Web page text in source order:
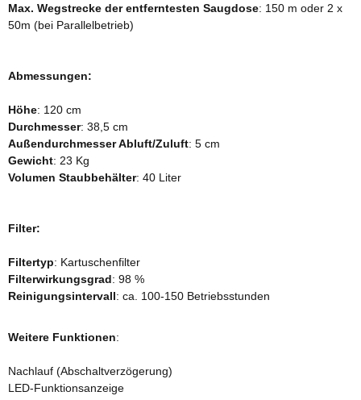
Max. Wegstrecke der entferntesten Saugdose: 150 m oder 2 x
50m (bei Parallelbetrieb)
Abmessungen:
Höhe: 120 cm
Durchmesser: 38,5 cm
Außendurchmesser Abluft/Zuluft: 5 cm
Gewicht: 23 Kg
Volumen Staubbehälter: 40 Liter
Filter:
Filtertyp: Kartuschenfilter
Filterwirkungsgrad: 98 %
Reinigungsintervall: ca. 100-150 Betriebsstunden
Weitere Funktionen:
Nachlauf (Abschaltverzögerung)
LED-Funktionsanzeige